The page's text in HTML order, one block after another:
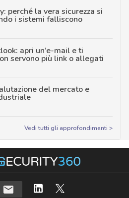
perché la vera sicurezza si
i sistemi falliscono
apri un’e-mail e ti
servono più link o allegati
del mercato e
Vedi tutti gli approfondimenti >